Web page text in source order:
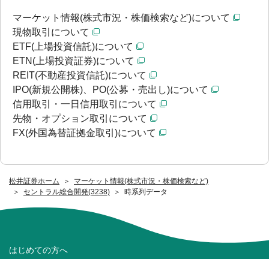
松井証券ホーム
マーケット情報(株式市況・株価検索など)
セントラル総合開発(3238)
時系列データ
マーケット情報(株式市況・株価検索など)について
現物取引について
ETF(上場投資信託)について
ETN(上場投資証券)について
REIT(不動産投資信託)について
IPO(新規公開株)、PO(公募・売出し)について
信用取引・一日信用取引について
先物・オプション取引について
FX(外国為替証拠金取引)について
はじめての方へ